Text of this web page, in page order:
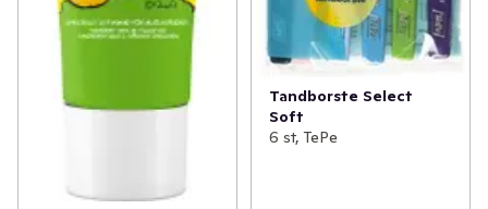
Tandborste Select
Soft
6 st, TePe